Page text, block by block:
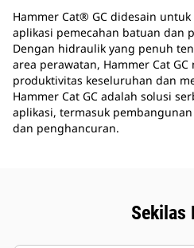
Hammer Cat® GC didesain
aplikasi pemecahan batuan dan
Dengan hidraulik yang penuh
area perawatan, Hammer Cat
produktivitas keseluruhan dan
Hammer Cat GC adalah solusi
aplikasi, termasuk
dan penghancuran.
Sekilas